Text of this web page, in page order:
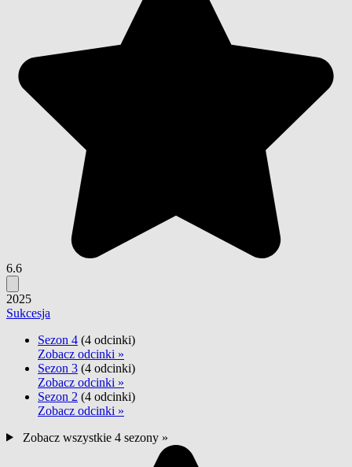
6.6
2025
Sukcesja
Sezon 4 (4 odcinki)
Zobacz odcinki »
Sezon 3 (4 odcinki)
Zobacz odcinki »
Sezon 2 (4 odcinki)
Zobacz odcinki »
Zobacz wszystkie 4 sezony »